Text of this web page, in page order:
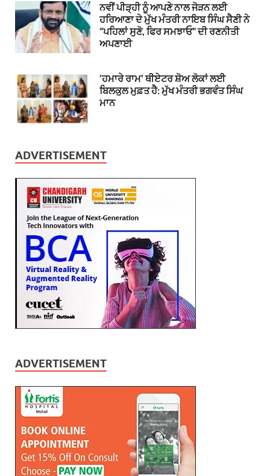
ਨਵੀਂ ਪੀੜ੍ਹੀ ਨੂੰ ਆਪਣੇ ਨਾਲ ਜੋੜਨ ਲਈ
ਹਰਿਆਣਾ ਦੇ ਮੁੱਖ ਮੰਤਰੀ ਨਾਇਬ ਸਿੰਘ ਸੈਣੀ ਨੇ
“ਪਹਿਲਾਂ ਸੁਣੋ, ਫਿਰ ਸਮਝਾਓ” ਦੀ ਰਣਨੀਤੀ
ਅਪਣਾਈ
‘ਹਮਾਰੇ ਰਾਮ’ ਥੀਏਟਰ ਸ਼ੋਅ ਲੋਕਾਂ ਲਈ
ਬਿਲਕੁਲ ਮੁਫ਼ਤ ਹੈ: ਮੁੱਖ ਮੰਤਰੀ ਭਗਵੰਤ ਸਿੰਘ
ਮਾਨ
ADVERTISEMENT
ADVERTISEMENT